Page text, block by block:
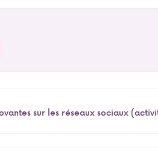
sur les réseaux sociaux